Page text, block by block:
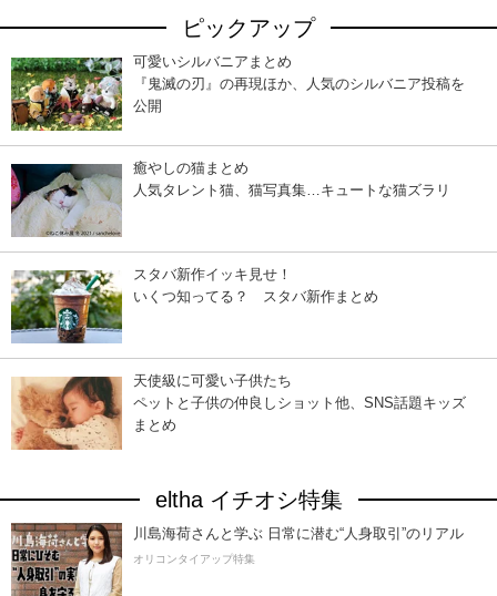
ピックアップ
可愛いシルバニアまとめ
『鬼滅の刃』の再現ほか、人気のシルバニア投稿を
公開
癒やしの猫まとめ
人気タレント猫、猫写真集…キュートな猫ズラリ
スタバ新作イッキ見せ！
いくつ知ってる？ スタバ新作まとめ
天使級に可愛い子供たち
ペットと子供の仲良しショット他、SNS話題キッズ
まとめ
eltha イチオシ特集
川島海荷さんと学ぶ 日常に潜む“人身取引”のリアル
オリコンタイアップ特集